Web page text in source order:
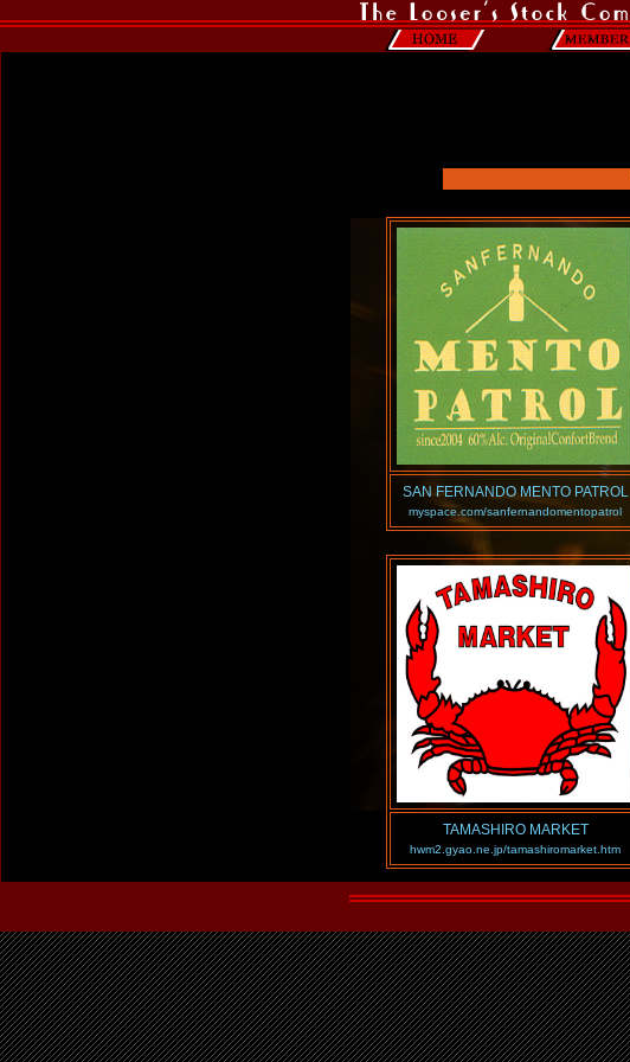
SAN FERNANDO MENTO PATROL
myspace.com/sanfernandomentopatrol
TAMASHIRO MARKET
hwm2.gyao.ne.jp/tamashiromarket.htm